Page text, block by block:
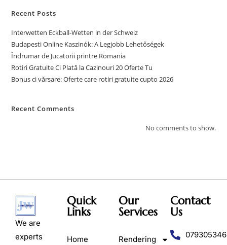
Recent Posts
Interwetten Eckball-Wetten in der Schweiz
Budapesti Online Kaszinók: A Legjobb Lehetőségek
Îndrumar de Jucatorii printre Romania
Rotiri Gratuite Ci Plată la Cazinouri 20 Oferte Tu
Bonus ci vărsare: Oferte care rotiri gratuite cupto 2026
Recent Comments
No comments to show.
We are
experts
Quick
Links
Home
Our
Services
Rendering
Contact
Us